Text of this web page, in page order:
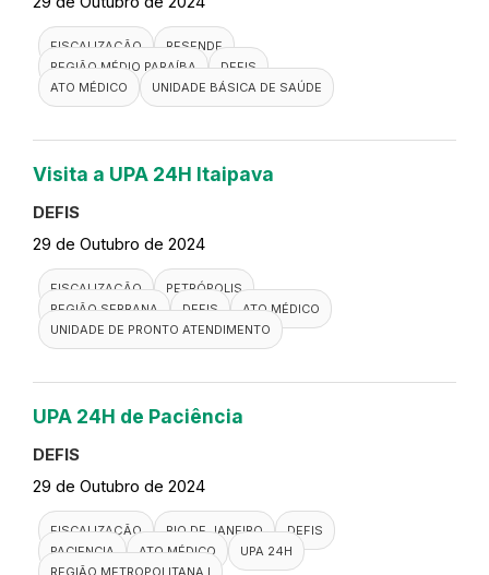
Visita a USF São Caetano
DEFIS
29 de Outubro de 2024
FISCALIZAÇÃO
RESENDE
REGIÃO MÉDIO PARAÍBA
DEFIS
ATO MÉDICO
UNIDADE BÁSICA DE SAÚDE
Visita a UPA 24H Itaipava
DEFIS
29 de Outubro de 2024
FISCALIZAÇÃO
PETRÓPOLIS
REGIÃO SERRANA
ATO MÉDICO
UNIDADE DE PRONTO ATENDIMENTO